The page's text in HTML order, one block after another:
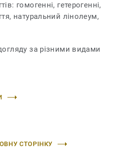
гомогенні, гетерогенні,
натуральний лінолеум,
за різними видами
СТОРІНКУ